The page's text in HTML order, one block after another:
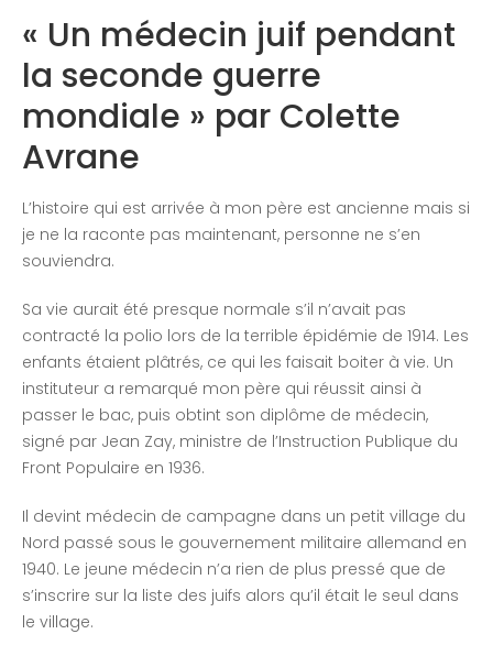
Congrès 2018
Congrès 2019
« Un médecin juif pendant
la seconde guerre
mondiale » par Colette
Avrane
L’histoire qui est arrivée à mon père est ancienne mais si
je ne la raconte pas maintenant, personne ne s’en
souviendra.
Sa vie aurait été presque normale s’il n’avait pas
contracté la polio lors de la terrible épidémie de 1914. Les
enfants étaient plâtrés, ce qui les faisait boiter à vie. Un
instituteur a remarqué mon père qui réussit ainsi à
passer le bac, puis obtint son diplôme de médecin,
signé par Jean Zay, ministre de l’Instruction Publique du
Front Populaire en 1936.
Il devint médecin de campagne dans un petit village du
Nord passé sous le gouvernement militaire allemand en
1940. Le jeune médecin n’a rien de plus pressé que de
s’inscrire sur la liste des juifs alors qu’il était le seul dans
le village.